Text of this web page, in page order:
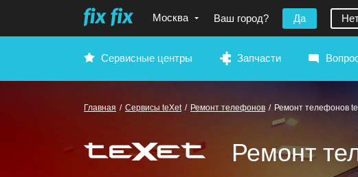
Москва Ваш город? Да
Сервисные центры Запчасти
Главная / Сервисы teXet / Ремонт телефонов / Ремонт телефонов
Ремонт